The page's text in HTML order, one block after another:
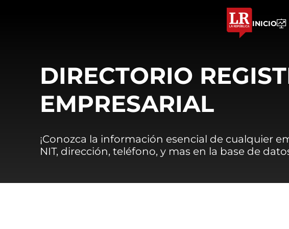
INICIO
DIRECTORIO
EMPRESARIAL
¡Conozca la información esencial de cualquier
NIT, dirección, teléfono, y mas en la base de